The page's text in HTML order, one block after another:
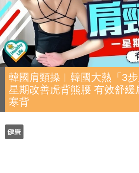
韓國肩頸操︱韓國大熱「3
星期改善虎背熊腰 有效舒緩
寒背
健康